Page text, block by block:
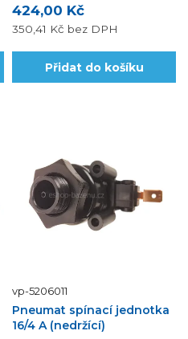
424,00 Kč
350,41 Kč bez DPH
Přidat do košíku
vp-5206011
Pneumat spínací jednotka
16/4 A (nedržící)